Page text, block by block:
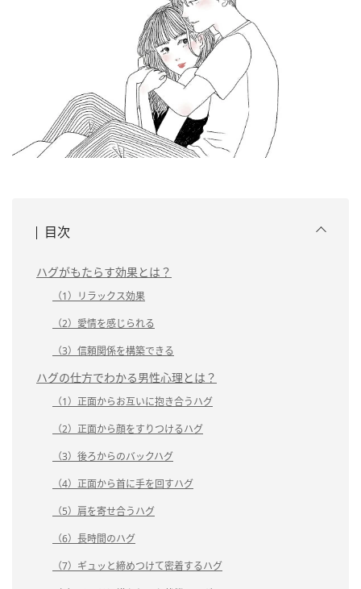
目次
ハグがもたらす効果とは？
（1）リラックス効果
（2）愛情を感じられる
（3）信頼関係を構築できる
ハグの仕方でわかる男性心理とは？
（1）正面からお互いに抱き合うハグ
（2）正面から顔をすりつけるハグ
（3）後ろからのバックハグ
（4）正面から首に手を回すハグ
（5）肩を寄せ合うハグ
（6）長時間のハグ
（7）ギュッと締めつけて密着するハグ